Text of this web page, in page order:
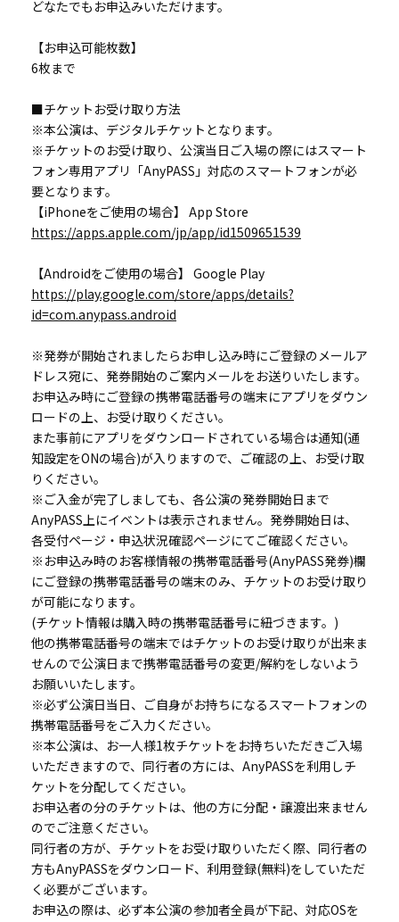
どなたでもお申込みいただけます。
【お申込可能枚数】
6枚まで
■チケットお受け取り方法
※本公演は、デジタルチケットとなります。
※チケットのお受け取り、公演当日ご入場の際にはスマート
フォン専用アプリ「AnyPASS」対応のスマートフォンが必
要となります。
【iPhoneをご使用の場合】 App Store
https://apps.apple.com/jp/app/id1509651539
【Androidをご使用の場合】 Google Play
https://play.google.com/store/apps/details?
id=com.anypass.android
※発券が開始されましたらお申し込み時にご登録のメールア
ドレス宛に、発券開始のご案内メールをお送りいたします。
お申込み時にご登録の携帯電話番号の端末にアプリをダウン
ロードの上、お受け取りください。
また事前にアプリをダウンロードされている場合は通知(通
知設定をONの場合)が入りますので、ご確認の上、お受け取
りください。
※ご入金が完了しましても、各公演の発券開始日まで
AnyPASS上にイベントは表示されません。発券開始日は、
各受付ページ・申込状況確認ページにてご確認ください。
※お申込み時のお客様情報の携帯電話番号(AnyPASS発券)欄
にご登録の携帯電話番号の端末のみ、チケットのお受け取り
が可能になります。
(チケット情報は購入時の携帯電話番号に紐づきます。)
他の携帯電話番号の端末ではチケットのお受け取りが出来ま
せんので公演日まで携帯電話番号の変更/解約をしないよう
お願いいたします。
※必ず公演日当日、ご自身がお持ちになるスマートフォンの
携帯電話番号をご入力ください。
※本公演は、お一人様1枚チケットをお持ちいただきご入場
いただきますので、同行者の方には、AnyPASSを利用しチ
ケットを分配してください。
お申込者の分のチケットは、他の方に分配・譲渡出来ません
のでご注意ください。
同行者の方が、チケットをお受け取りいただく際、同行者の
方もAnyPASSをダウンロード、利用登録(無料)をしていただ
く必要がございます。
お申込の際は、必ず本公演の参加者全員が下記、対応OSを